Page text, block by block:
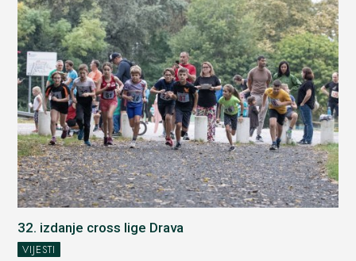
32. izdanje cross lige Drava
VIJESTI